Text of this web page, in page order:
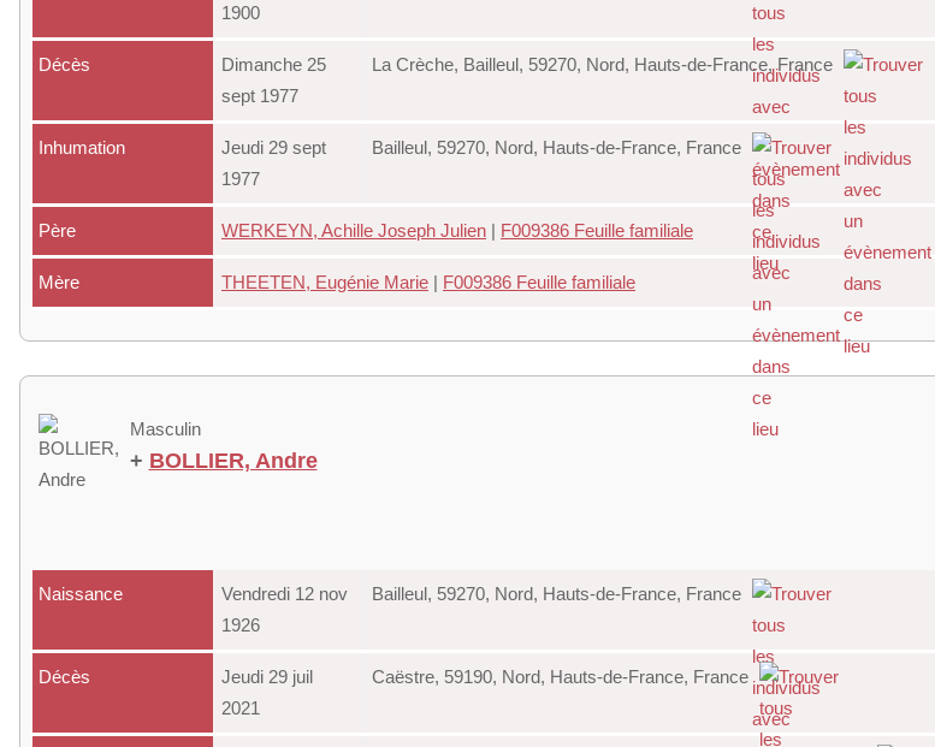
1900
Décès
Dimanche 25
sept 1977
La Crèche, Bailleul, 59270, Nord, Hauts-de-France, France
Inhumation
Jeudi 29 sept
1977
Bailleul, 59270, Nord, Hauts-de-France, France
Père WERKEYN, Achille Joseph Julien | F009386 Feuille familiale
Mère THEETEN, Eugénie Marie | F009386 Feuille familiale
Masculin
+ BOLLIER, Andre
Naissance
Vendredi 12 nov
1926
Bailleul, 59270, Nord, Hauts-de-France, France
Décès
Jeudi 29 juil
2021
Caëstre, 59190, Nord, Hauts-de-France, France